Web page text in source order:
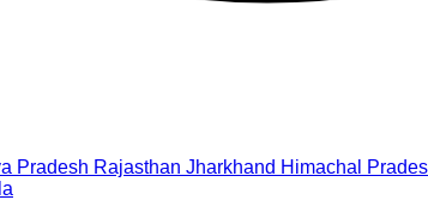
Pradesh Rajasthan Jharkhand Himachal